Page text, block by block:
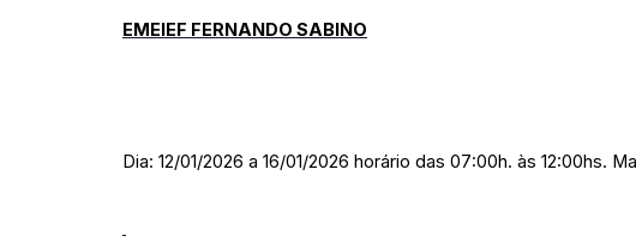
EMEIEF FERNANDO SABINO
Dia: 12/01/2026 a 16/01/2026 horário das 07:00h. às 12:00hs.